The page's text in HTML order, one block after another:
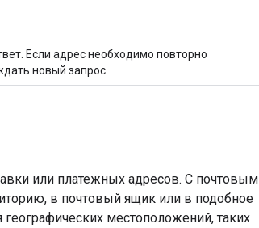
Если адрес необходимо повторно
новый запрос.
или платежных адресов. С почтовым
в почтовый ящик или в подобное
местоположений, таких